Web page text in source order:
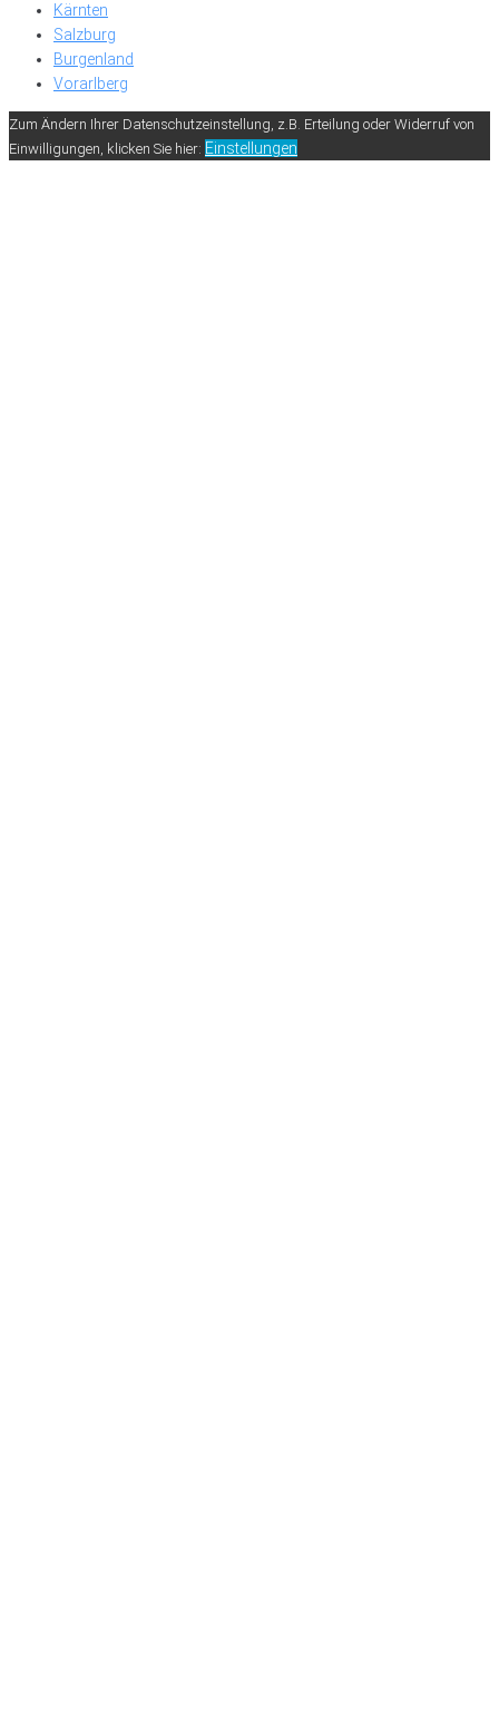
Kärnten
Salzburg
Burgenland
Vorarlberg
Zum Ändern Ihrer Datenschutzeinstellung, z.B. Erteilung oder Widerruf von
Einwilligungen, klicken Sie hier: Einstellungen